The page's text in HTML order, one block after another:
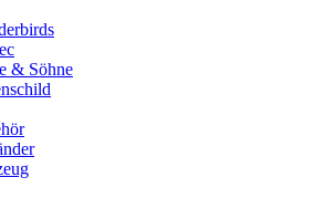
& Söhne